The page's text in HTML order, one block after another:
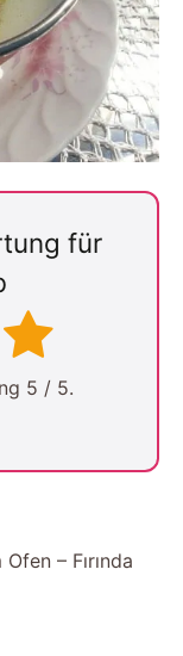
für
5 / 5.
– Fırında